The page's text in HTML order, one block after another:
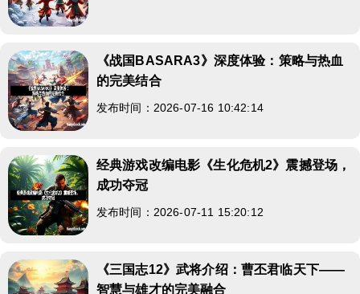
《战国BASARA3》深度体验：策略与热血
的完美结合
发布时间：2026-07-16 10:42:14
经典游戏改编电影《生化危机2》震撼登场，
成功夺冠
发布时间：2026-07-11 15:20:12
《三国志12》武将介绍：曹丕君临天下——
智慧与雄才的完美融合